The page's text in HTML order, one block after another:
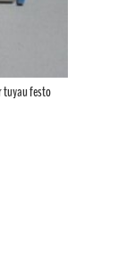
tuyau festo